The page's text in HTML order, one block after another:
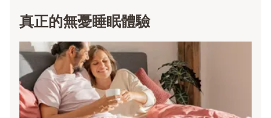
真正的無憂睡眠體驗